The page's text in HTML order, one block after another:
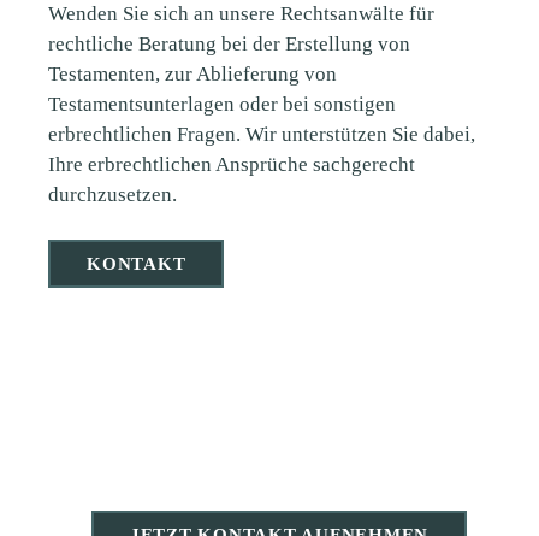
Wenden Sie sich an unsere Rechtsanwälte für
rechtliche Beratung bei der Erstellung von
Testamenten, zur Ablieferung von
Testamentsunterlagen oder bei sonstigen
erbrechtlichen Fragen. Wir unterstützen Sie dabei,
Ihre erbrechtlichen Ansprüche sachgerecht
durchzusetzen.
KONTAKT